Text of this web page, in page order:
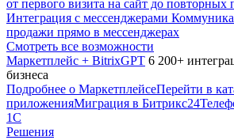
от первого визита на сайт до повторных
Интеграция с мессенджерами
продажи прямо в мессенджерах
Смотреть все возможности
Маркетплейс + BitrixGPT 6 200+
бизнеса
Подробнее о МаркетплейсеПерейти в
приложенияМиграция в Битрикс24
1С
Решения